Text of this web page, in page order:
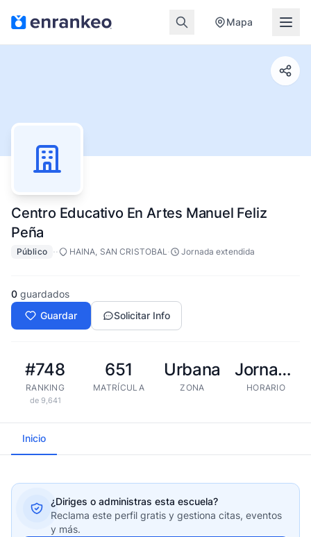
Mapa
Centro Educativo En Artes Manuel Feliz
Peña
Público ·· HAINA, SAN CRISTOBAL· Jornada extendida
0 guardados
Guardar
Solicitar Info
#748
RANKING
de 9,641
651
MATRÍCULA
Urbana
ZONA
Jornada extendida
HORARIO
Inicio
¿Diriges o administras esta escuela?
Reclama este perfil gratis y gestiona citas, eventos
y más.